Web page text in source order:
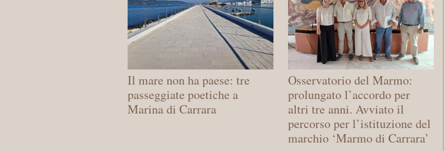
Il mare non ha paese: tre
passeggiate poetiche a
Marina di Carrara
Osservatorio del Marmo:
prolungato l’accordo per
altri tre anni. Avviato il
percorso per l’istituzione del
marchio ‘Marmo di Carrara’